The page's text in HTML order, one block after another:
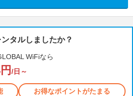
タルしましたか？
WiFiなら
/日～
お得なポイントがたまる